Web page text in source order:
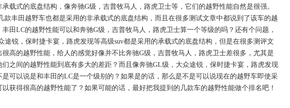
载式的底盘结构，像奔驰G级，吉普牧马人，路虎卫士等，它们的越野性能自然是很强。
款丰田越野车也都是采用的非承载式的底盘结构，而且在很多测试文章中都说到了该车的越
田LC的越野性能可以和奔驰G级，吉普牧马人，路虎卫士算一个等级的吗？还有个问题，
途锐，保时捷卡宴，路虎发现等高级suv都是采用的承载式的底盘结构，但是在很多测评文
高的越野性能，给人的感觉好像并不比奔驰G级，吉普牧马人，路虎卫士差很多，尤其是
们之间的越野性能到底有多大的差距？而且像奔驰GL级，大众途锐，保时捷卡宴，路虎发现
可以说是和丰田的LC是一个级别的？如果是的话，那么是不是可以说现在的越野车即使采
获得很高的越野性能了？如果可能的话，最好把我提到的几款车的越野性能做个排名吧！